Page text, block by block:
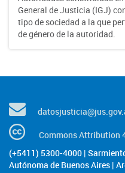
General de Justicia (IGJ)
tipo de sociedad a la que
de género de la autoridad.
Commons Attribution
(+5411) 5300-4000 |
Autónoma de Buenos Aires |